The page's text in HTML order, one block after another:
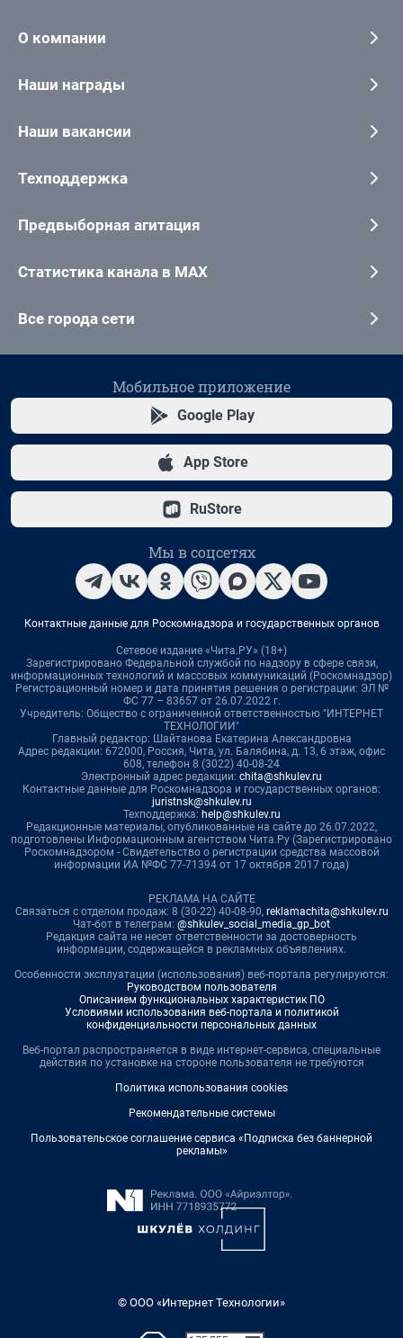
О компании
Наши награды
Наши вакансии
Техподдержка
Предвыборная агитация
Статистика канала в MAX
Все города сети
Мобильное приложение
Google Play
App Store
RuStore
Мы в соцсетях
Контактные данные для Роскомнадзора и государственных органов
Сетевое издание «Чита.РУ» (18+)
Зарегистрировано Федеральной службой по надзору в сфере связи,
информационных технологий и массовых коммуникаций (Роскомнадзор)
Регистрационный номер и дата принятия решения о регистрации: ЭЛ №
ФС 77 – 83657 от 26.07.2022 г.
Учредитель: Общество с ограниченной ответственностью "ИНТЕРНЕТ
ТЕХНОЛОГИИ"
Главный редактор: Шайтанова Екатерина Александровна
Адрес редакции: 672000, Россия, Чита, ул. Балябина, д. 13, 6 этаж, офис
608, телефон 8 (3022) 40-08-24
Электронный адрес редакции: chita@shkulev.ru
Контактные данные для Роскомнадзора и государственных органов:
juristnsk@shkulev.ru
Техподдержка: help@shkulev.ru
Редакционные материалы, опубликованные на сайте до 26.07.2022,
подготовлены Информационным агентством Чита.Ру (Зарегистрировано
Роскомнадзором - Свидетельство о регистрации средства массовой
информации ИА №ФС 77-71394 от 17 октября 2017 года)
РЕКЛАМА НА САЙТЕ
Связаться с отделом продаж: 8 (30-22) 40-08-90, reklamachita@shkulev.ru
Чат-бот в телеграм: @shkulev_social_media_gp_bot
Редакция сайта не несет ответственности за достоверность
информации, содержащейся в рекламных объявлениях.
Особенности эксплуатации (использования) веб-портала регулируются:
Руководством пользователя
Описанием функциональных характеристик ПО
Условиями использования веб-портала и политикой
конфиденциальности персональных данных
Веб-портал распространяется в виде интернет-сервиса, специальные
действия по установке на стороне пользователя не требуются
Политика использования cookies
Рекомендательные системы
Пользовательское соглашение сервиса «Подписка без баннерной
рекламы»
© ООО «Интернет Технологии»